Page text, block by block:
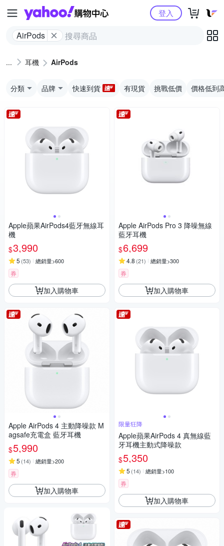
Yahoo購物中心
AirPods
登入
耳機 AirPods
分類 品牌 快速到貨 有現貨 挑戰低價 價格低到
Apple蘋果AirPods4藍牙無線耳
機
$3,990
5 (53) 總銷量>600
券
加入購物車
Apple AirPods 4 主動降噪款 M
agsafe充電盒 藍牙耳機
$5,990
5 (14) 總銷量>200
券
加入購物車
Apple AirPods Pro 3 降噪無線
藍牙耳機
$6,699
4.8 (21) 總銷量>300
券
加入購物車
限量狂降
Apple蘋果AirPods 4 真無線藍
牙耳機主動式降噪款
$5,350
5 (14) 總銷量>100
券
加入購物車